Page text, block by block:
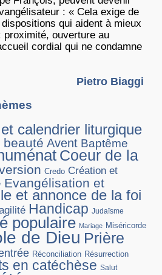
: « Cela exige de
dispositions qui aident à mieux
proximité, ouverture au
cordial qui ne condamne
Pietro Biaggi
calendrier liturgique
Avent Baptême
Coeur de la
Credo Création et
Evangélisation et
et annonce de la foi
Handicap Judaïsme
populaire Mariage Miséricorde
de Dieu Prière
Réconciliation Résurrection
en catéchèse Salut